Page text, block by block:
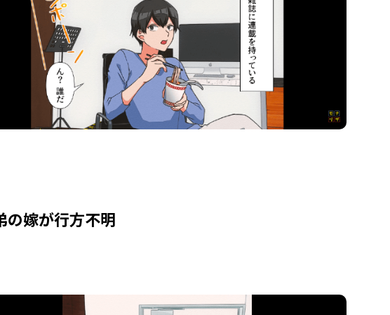
の嫁が行方不明